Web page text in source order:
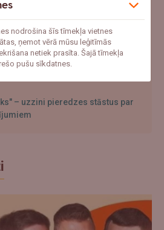
– uzzini pieredzes stāstus par
nodrošina šīs tīmekļa vietnes
ņemot vērā mūsu leģitīmās
netiek prasīta. Šajā tīmekļa
pušu sīkdatnes.